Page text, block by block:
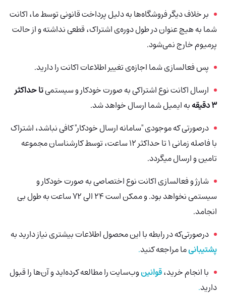
بر خلاف دیگر فروشگاه‌ها به دلیل پرداخت قانونی توسط ما، اکانت
شما به هیچ عنوان در طول دوره‌ی اشتراک، قطعی نداشته و از حالت
پرمیوم خارج نمی‌شود.
پس فعالسازی شما اجازه‌ی تغییر اطلاعات اکانت را دارید.
ارسال اکانت نوع اشتراکی به صورت خودکار و سیستمیتا حداکثر
3 دقیقه
به ایمیل شما ارسال خواهد شد.
درصورتی که موجودی "سامانه ارسال خودکار" کافی نباشد، اشتراک
با فاصله زمانی 1 تا حداکثر 12 ساعت، توسط کارشناسان مجموعه
تامین و ارسال میگردد.
شارژ و فعالسازی اکانت نوع اختصاصی به صورت خودکار و
سیستمی نخواهد بود. و ممکن است 24 الی 72 ساعت به طول بی
انجامد.
درصورتی‌که در رابطه با این محصول اطلاعات بیشتری نیاز دارید به
پشتیبانیما مراجعه کنید.
با انجام خرید،قوانینوب‌سایت را مطالعه کرده‌اید و آن‌ها را قبول
دارید.